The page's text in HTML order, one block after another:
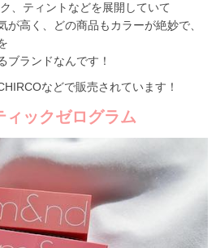
、ティントなどを展開していて
が高く、どの商品もカラーが絶妙で、
ブランドなんです！
などで販売されています！
ックゼログラム